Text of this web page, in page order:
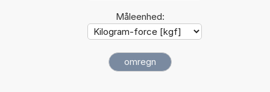
Måleenhed: